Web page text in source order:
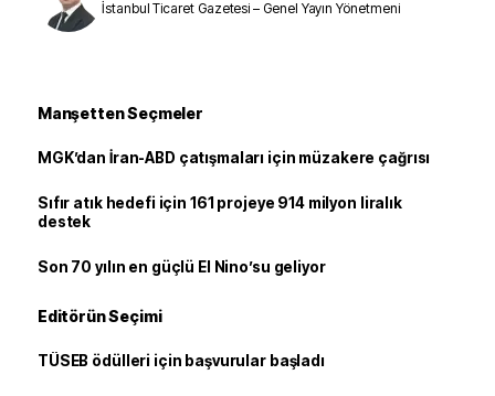
İstanbul Ticaret Gazetesi – Genel Yayın Yönetmeni
Manşetten Seçmeler
MGK’dan İran-ABD çatışmaları için müzakere çağrısı
Sıfır atık hedefi için 161 projeye 914 milyon liralık
destek
Son 70 yılın en güçlü El Nino’su geliyor
Editörün Seçimi
TÜSEB ödülleri için başvurular başladı